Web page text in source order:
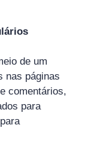
de um
nas páginas
comentários,
para